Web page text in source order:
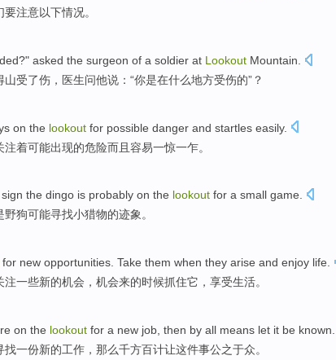
要注意以下情况。
?" asked the surgeon of a soldier at Lookout Mountain
山受了伤 ， 医生问他说：“你是在什么地方受伤的”？
on the lookout for possible danger and startles easily.
注着可能出现的危险而且容易一惊一乍。
sign the dingo is probably on the lookout for a small game.
野狗可能寻找小猎物的迹象。
for new opportunities Take them when they arise and enjoy life
注一些新的机会 ，机会来的时候抓住它 ，享受生活。
on the lookout for a new job then by all means let it be known
找一份新的工作 ， 那么千方百计让这件事公之于众。